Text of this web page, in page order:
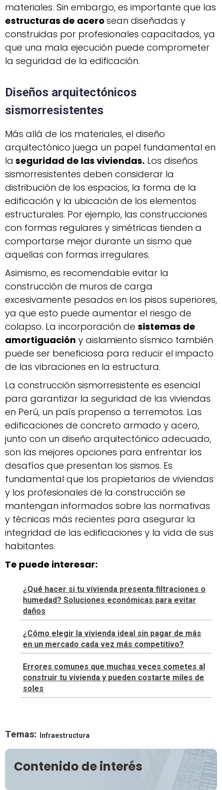
materiales. Sin embargo, es importante que las
estructuras de acero sean diseñadas y
construidas por profesionales capacitados, ya
que una mala ejecución puede comprometer
la seguridad de la edificación.
Diseños arquitectónicos
sismorresistentes
Más allá de los materiales, el diseño
arquitectónico juega un papel fundamental en
la seguridad de las viviendas. Los diseños
sismorresistentes deben considerar la
distribución de los espacios, la forma de la
edificación y la ubicación de los elementos
estructurales. Por ejemplo, las construcciones
con formas regulares y simétricas tienden a
comportarse mejor durante un sismo que
aquellas con formas irregulares.
Asimismo, es recomendable evitar la
construcción de muros de carga
excesivamente pesados en los pisos superiores,
ya que esto puede aumentar el riesgo de
colapso. La incorporación de sistemas de
amortiguación y aislamiento sísmico también
puede ser beneficiosa para reducir el impacto
de las vibraciones en la estructura.
La construcción sismorresistente es esencial
para garantizar la seguridad de las viviendas
en Perú, un país propenso a terremotos. Las
edificaciones de concreto armado y acero,
junto con un diseño arquitectónico adecuado,
son las mejores opciones para enfrentar los
desafíos que presentan los sismos. Es
fundamental que los propietarios de viviendas
y los profesionales de la construcción se
mantengan informados sobre las normativas
y técnicas más recientes para asegurar la
integridad de las edificaciones y la vida de sus
habitantes.
Te puede interesar:
¿Qué hacer si tu vivienda presenta filtraciones o
humedad? Soluciones económicas para evitar
daños
¿Cómo elegir la vivienda ideal sin pagar de más
en un mercado cada vez más competitivo?
Errores comunes que muchas veces cometes al
construir tu vivienda y pueden costarte miles de
soles
Temas: Infraestructura
Contenido de interés